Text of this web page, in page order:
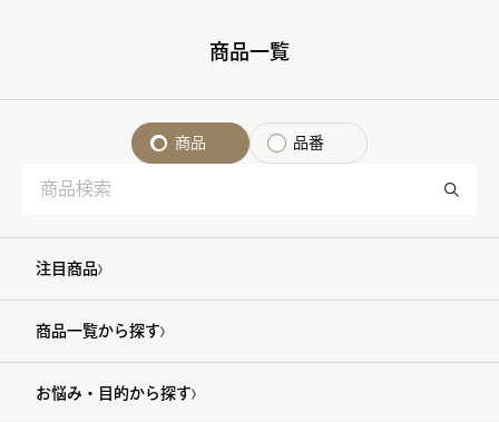
商品一覧
商品 品番
注目商品
商品一覧から探す
お悩み・目的から探す